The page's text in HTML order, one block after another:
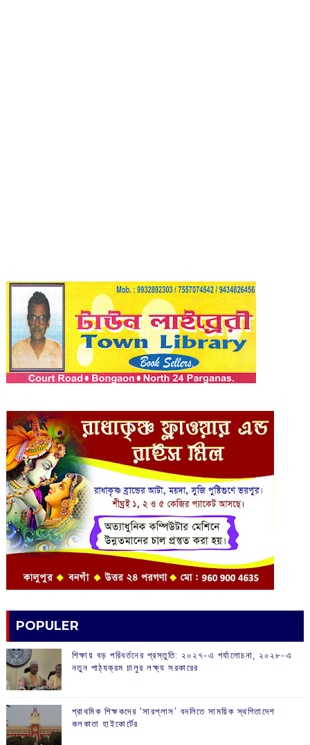
POPULER
শিক্ষায় বড় পরিবর্তনের প্রস্তুতি: ২০২৭-এ পর্যালোচনা, ২০২৮-এ
নতুন পাঠ্যক্রম চালুর লক্ষ্য সরকারের
প্রাথমিক শিক্ষকদের ‘সারপ্লাস’ বদলিতে সাময়িক স্থগিতাদেশ
কলকাতা হাইকোর্টের